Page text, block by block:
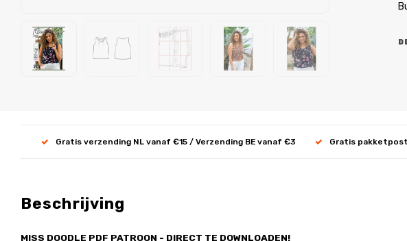
Gratis verzending NL vanaf €15 / Verzending BE vanaf €3 Gratis
Beschrijving
MISS DOODLE PDF PATROON - DIRECT TE DOWNLOADEN!